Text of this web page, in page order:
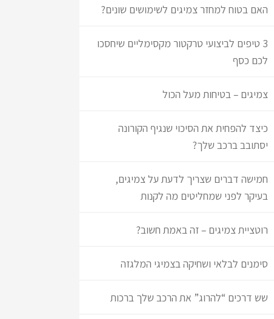
האם בטוח למחזר צמיגים לשימושים שונים?
3 טיפים לביצועי טרקטור מקסימליים שיחסכו
לכם כסף
צמיגים – בטיחות מעל הכול
כיצד להפחית את הסיכוי שנגיף הקורונה
יסתובב ברכב שלך?
חמישה דברים שצריך לדעת על צמיגים,
בעיקר לפני שמחליטים מה לקנות
רוטציית צמיגים – זה באמת חשוב?
סימנים לבלאי ושחיקה בצמיגי המלגזה
שש דרכים “להרוג” את הרכב שלך ברכות